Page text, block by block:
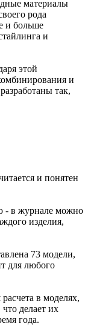
материалы
рода
и больше
и
этой
и
так,
и понятен
- в журнале можно
изделия,
73 модели,
для любого
в моделях,
делает их
года.